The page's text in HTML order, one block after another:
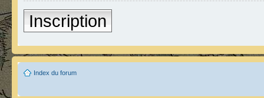
Inscription
Index du forum